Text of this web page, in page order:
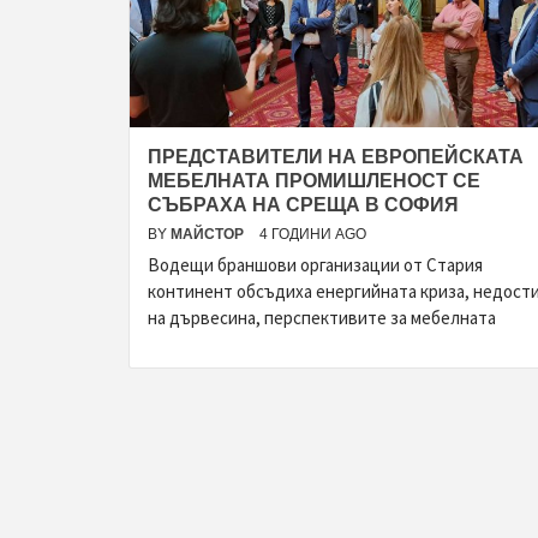
ПРЕДСТАВИТЕЛИ НА ЕВРОПЕЙСКАТА
МЕБЕЛНАТА ПРОМИШЛЕНОСТ СЕ
СЪБРАХА НА СРЕЩА В СОФИЯ
BY МАЙСТОР 4 ГОДИНИ AGO
Водещи браншови организации от Стария
континент обсъдиха енергийната криза,
на дървесина, перспективите за мебелната